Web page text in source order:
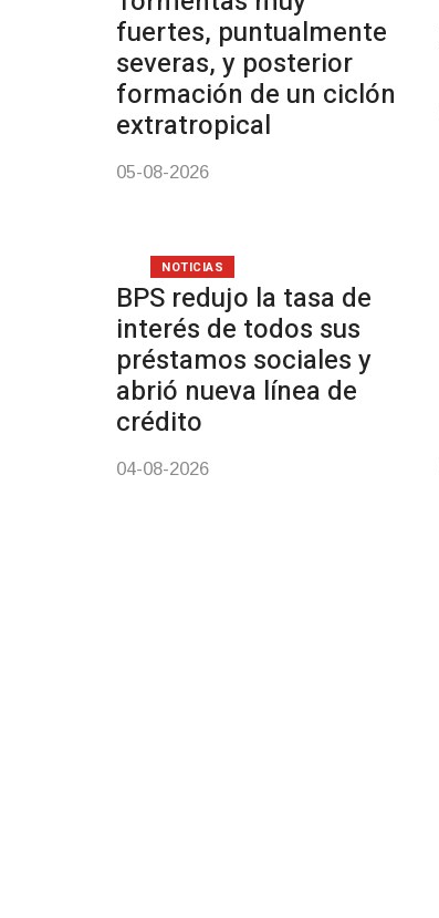
fuertes, puntualmente
severas, y posterior
formación de un ciclón
extratropical
05-08-2026
BPS redujo la tasa de
interés de todos sus
préstamos sociales y
abrió nueva línea de
crédito
04-08-2026
NOTICIAS